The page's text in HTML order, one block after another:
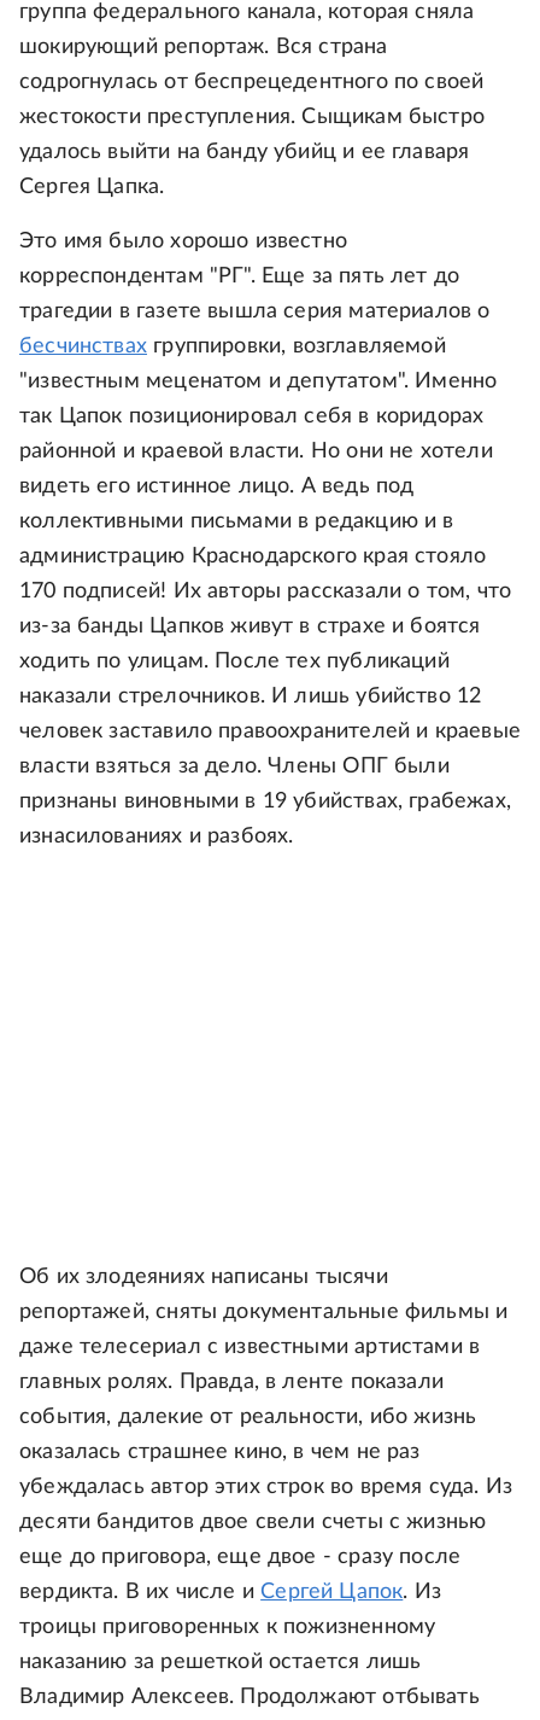
группа федерального канала, которая сняла
шокирующий репортаж. Вся страна
содрогнулась от беспрецедентного по своей
жестокости преступления. Сыщикам быстро
удалось выйти на банду убийц и ее главаря
Сергея Цапка.
Это имя было хорошо известно
корреспондентам "РГ". Еще за пять лет до
трагедии в газете вышла серия материалов о
бесчинствахгруппировки, возглавляемой
"известным меценатом и депутатом". Именно
так Цапок позиционировал себя в коридорах
районной и краевой власти. Но они не хотели
видеть его истинное лицо. А ведь под
коллективными письмами в редакцию и в
администрацию Краснодарского края стояло
170 подписей! Их авторы рассказали о том, что
из-за банды Цапков живут в страхе и боятся
ходить по улицам. После тех публикаций
наказали стрелочников. И лишь убийство 12
человек заставило правоохранителей и краевые
власти взяться за дело. Члены ОПГ были
признаны виновными в 19 убийствах, грабежах,
изнасилованиях и разбоях.
Об их злодеяниях написаны тысячи
репортажей, сняты документальные фильмы и
даже телесериал с известными артистами в
главных ролях. Правда, в ленте показали
события, далекие от реальности, ибо жизнь
оказалась страшнее кино, в чем не раз
убеждалась автор этих строк во время суда. Из
десяти бандитов двое свели счеты с жизнью
еще до приговора, еще двое - сразу после
вердикта. В их числе иСергей Цапок. Из
троицы приговоренных к пожизненному
наказанию за решеткой остается лишь
Владимир Алексеев. Продолжают отбывать